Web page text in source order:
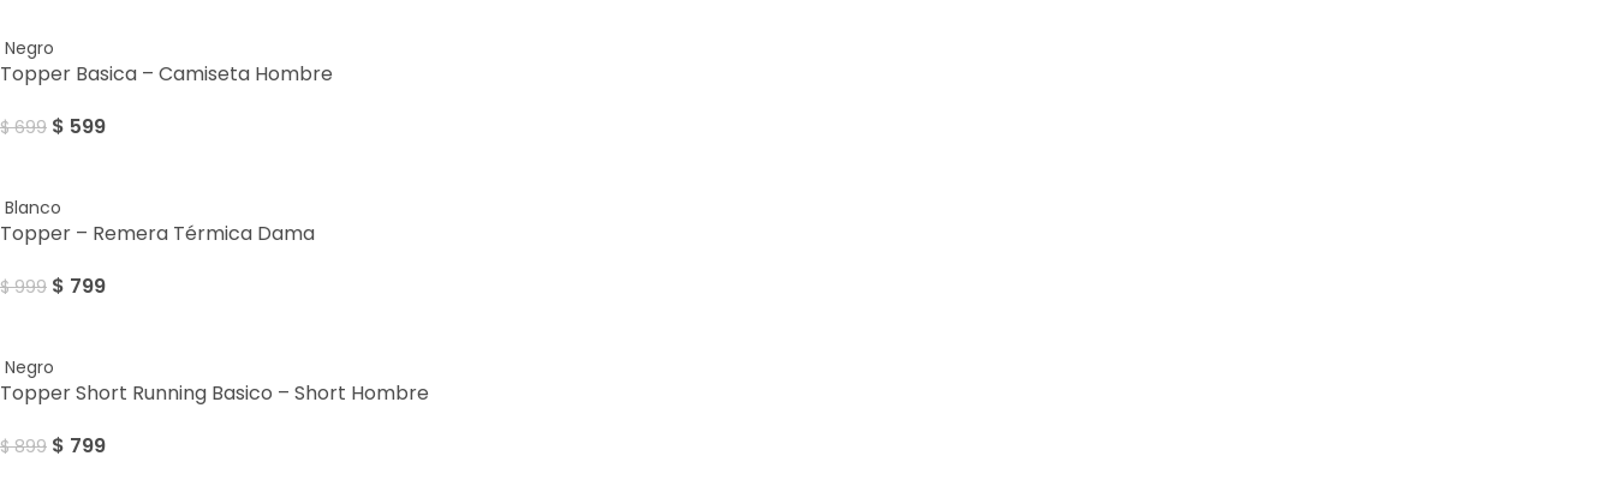
Negro
Topper Basica – Camiseta Hombre
$699 $ 599
Blanco
Topper – Remera Térmica Dama
$999 $ 799
Negro
Topper Short Running Basico – Short Hombre
$899 $ 799